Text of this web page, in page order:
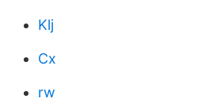
Klj
Cx
rw